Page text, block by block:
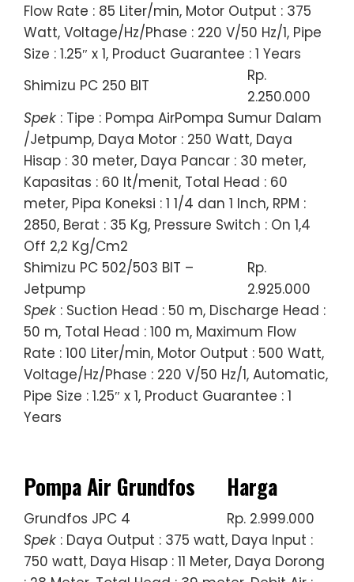
Flow Rate : 85 Liter/min, Motor Output : 375
Watt, Voltage/Hz/Phase : 220 V/50 Hz/1, Pipe
Size : 1.25″ x 1, Product Guarantee : 1 Years
Shimizu PC 250 BIT
Rp.
2.250.000
Spek : Tipe : Pompa AirPompa Sumur Dalam
/Jetpump, Daya Motor : 250 Watt, Daya
Hisap : 30 meter, Daya Pancar : 30 meter,
Kapasitas : 60 lt/menit, Total Head : 60
meter, Pipa Koneksi : 1 1/4 dan 1 Inch, RPM :
2850, Berat : 35 Kg, Pressure Switch : On 1,4
Off 2,2 Kg/Cm2
Shimizu PC 502/503 BIT –
Jetpump
Rp.
2.925.000
Spek : Suction Head : 50 m, Discharge Head :
50 m, Total Head : 100 m, Maximum Flow
Rate : 100 Liter/min, Motor Output : 500 Watt,
Voltage/Hz/Phase : 220 V/50 Hz/1, Automatic,
Pipe Size : 1.25″ x 1, Product Guarantee : 1
Years
Pompa Air Grundfos Harga
Grundfos JPC 4
Rp. 2.999.000
Spek : Daya Output : 375 watt, Daya Input :
750 watt, Daya Hisap : 11 Meter, Daya Dorong